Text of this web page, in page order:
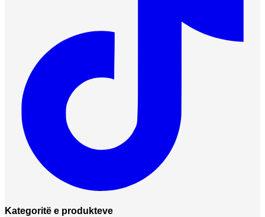
Kategoritë e produkteve